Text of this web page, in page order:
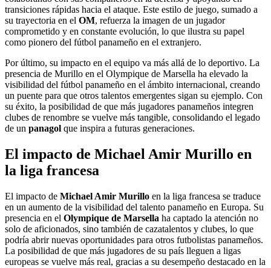
transiciones rápidas hacia el ataque. Este estilo de juego, sumado a
su trayectoria en el OM, refuerza la imagen de un jugador
comprometido y en constante evolución, lo que ilustra su papel
como pionero del fútbol panameño en el extranjero.
Por último, su impacto en el equipo va más allá de lo deportivo. La
presencia de Murillo en el Olympique de Marsella ha elevado la
visibilidad del fútbol panameño en el ámbito internacional, creando
un puente para que otros talentos emergentes sigan su ejemplo. Con
su éxito, la posibilidad de que más jugadores panameños integren
clubes de renombre se vuelve más tangible, consolidando el legado
de un panagol que inspira a futuras generaciones.
El impacto de Michael Amir Murillo en
la liga francesa
El impacto de Michael Amir Murillo en la liga francesa se traduce
en un aumento de la visibilidad del talento panameño en Europa. Su
presencia en el Olympique de Marsella ha captado la atención no
solo de aficionados, sino también de cazatalentos y clubes, lo que
podría abrir nuevas oportunidades para otros futbolistas panameños.
La posibilidad de que más jugadores de su país lleguen a ligas
europeas se vuelve más real, gracias a su desempeño destacado en la